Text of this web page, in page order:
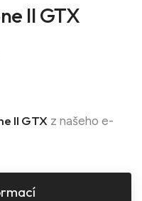
II GTX
II GTX z našeho e-